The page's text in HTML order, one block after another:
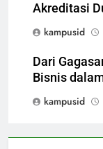
Akreditasi
kampusid
Dari
Bisnis
kampusid